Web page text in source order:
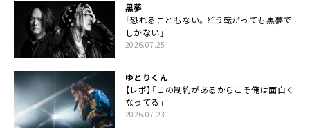
黒夢
「恐れることもない。どう転がっても黒夢で
しかない」
2026.07.25
ゆとりくん
【レポ】「この制約があるからこそ俺は面白く
なってる」
2026.07.23